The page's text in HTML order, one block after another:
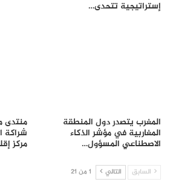
إستراتيجية تتحدى…
المغرب يتصدر دول المنطقة
المغاربية في مؤشر الذكاء
الاصطناعي المسؤول…
منتدى
شراكة
مركز
السابق التالي 1 من 21